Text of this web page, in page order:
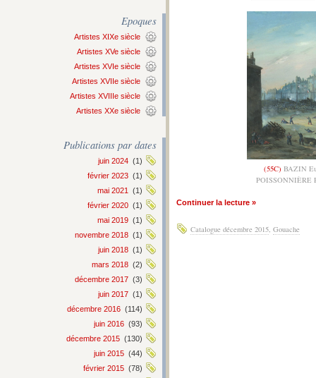
Epoques
Artistes XIXe siècle
Artistes XVe siècle
Artistes XVIe siècle
Artistes XVIIe siècle
Artistes XVIIIe siècle
Artistes XXe siècle
Publications par dates
juin 2024 (1)
février 2023 (1)
mai 2021
(1)
février 2020 (1)
mai 2019 (1)
novembre 2018 (1)
juin 2018 (1)
mars 2018 (2)
décembre 2017 (3)
juin 2017 (1)
décembre 2016 (114)
juin 2016 (93)
décembre 2015 (130)
juin 2015 (44)
février 2015 (78)
(55C) BAZIN
POISSONNIÈRE
Continuer la lecture »
Catalogue décembre 2015, Gouache